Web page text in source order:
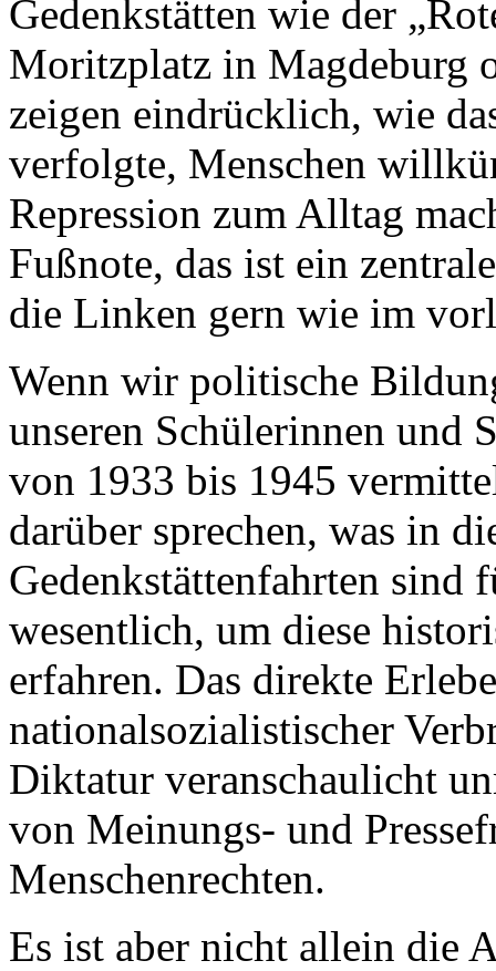
Gedenkstätten wie der
Moritzplatz in Magdeburg
zeigen eindrücklich, wie
verfolgte, Menschen
Repression zum Alltag
Fußnote, das ist ein
die Linken gern wie im
Wenn wir politische
unseren Schülerinnen und
von 1933 bis 1945
darüber sprechen, was in
Gedenkstättenfahrten sind
wesentlich, um diese
erfahren. Das direkte
nationalsozialistischer
Diktatur veranschaulicht
von Meinungs- und
Menschenrechten.
Es ist aber nicht allein die